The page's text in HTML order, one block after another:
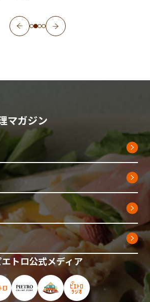
マガジン
エトロ公式メディア
エトロ公式サイト（新しいウィンドウで
ピエトロオンラインストア（新しい
ピエトロホームタウン（新
ピエトロラジオ（新